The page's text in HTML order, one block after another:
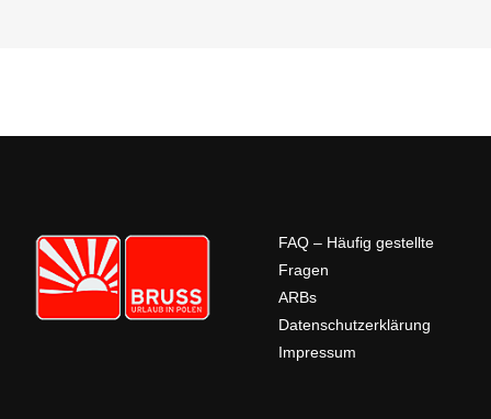
FAQ – Häufig gestellte
Fragen
ARBs
Datenschutzerklärung
Impressum